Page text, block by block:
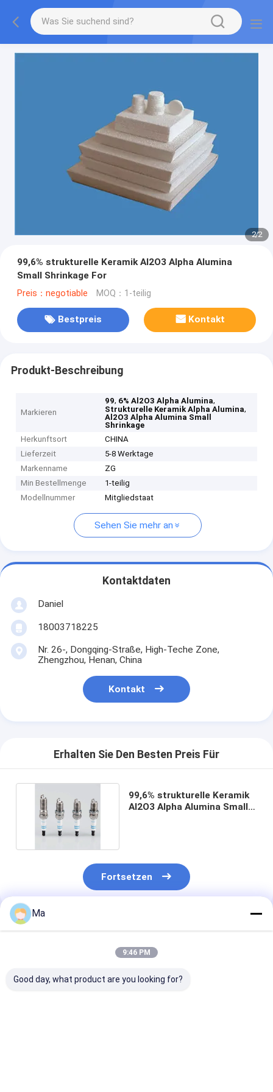
2/2
99,6% strukturelle Keramik Al2O3 Alpha Alumina
Small Shrinkage For
Preis：negotiable MOQ：1-teilig
Bestpreis Kontakt
Produkt-Beschreibung
Markieren
99, 6% Al2O3 Alpha Alumina,
Strukturelle Keramik Alpha Alumina,
Al2O3 Alpha Alumina Small
Shrinkage
Herkunftsort
CHINA
Lieferzeit
5-8 Werktage
Markenname
ZG
Min Bestellmenge
1-teilig
Modellnummer
Mitgliedstaat
Sehen Sie mehr an
Kontaktdaten
Daniel
18003718225
Nr. 26-, Dongqing-Straße, High-Teche Zone,
Zhengzhou, Henan, China
Kontakt
Erhalten Sie Den Besten Preis Für
99,6% strukturelle Keramik
Al2O3 Alpha Alumina Small
Fortsetzen
Empfohlene Produkte
Ma
9:46 PM
Good day, what product are you looking for?